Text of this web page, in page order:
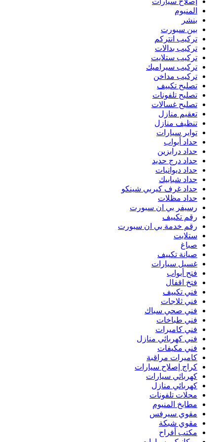
المنيوم
بنشر
بين سبورت
تركيب انتركم
تركيب بدالات
تركيب ستلايت
تركيب سيراميك
تركيب مداخن
تصليح تكييف
تصليح تلفونات
تصليح غسالات
تعقيم منازل
تنظيف منازل
تواير سيارات
حداد أبواب
حداد درابزين
حداد درج حديد
حداد ديوانيات
حداد شبابيك
حداد غرف كيربي شينكو
حداد مظلات
رسيفر بي ان سبورت
رقم تكييف
رقم خدمة بي ان سبورت
ستلايت
صباغ
صيانة تكييف
غسيل سيارات
فتح أبواب
فتخ اقفال
فني تكييف
فني ثلاجات
فني صحي سباك
فني طباخات
فني كاميرات
فني كهربائي منازل
فني مكيفات
كاميرات مراقبة
كراج إصلاح سيارات
كهربائي سيارات
كهربائي منازل
محلات تلفونات
مطابخ المنيوم
مقوي سيرفس
مقوي شبكة
مكتب أفراح